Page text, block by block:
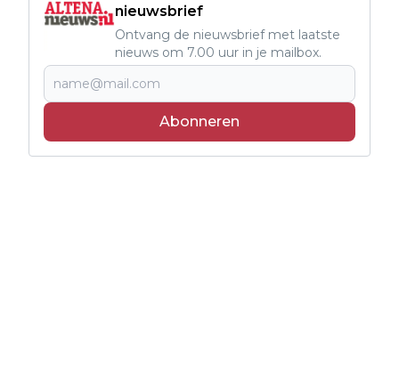
nieuwsbrief
Ontvang de nieuwsbrief met laatste
nieuws om 7.00 uur in je mailbox.
Abonneren